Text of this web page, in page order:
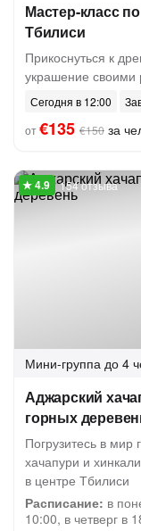
Мастер-класс
Тбилиси
Прикоснуться к
украшение своими
Сегодня в 12:00
от€135 €150 за
154 отзыва
Мини-группа до 4
Аджарский
горных
Погрузитесь в мир
хачапури и
в центре Тбилиси
Расписание: в
10:00, в четверг в